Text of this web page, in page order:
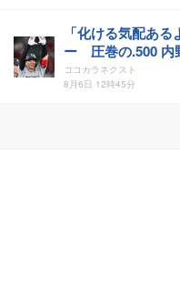
「化ける気配あ
ー 圧巻の.500 内
極性もほれぼれし
ココカラネクスト
8月6日 12時45分